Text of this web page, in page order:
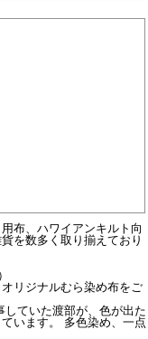
布、ハワイアンキルト向
を数多く取り揃えており
リジナルむら染め布をご
ていた渡部が、色が出た
います。 多色染め、一点